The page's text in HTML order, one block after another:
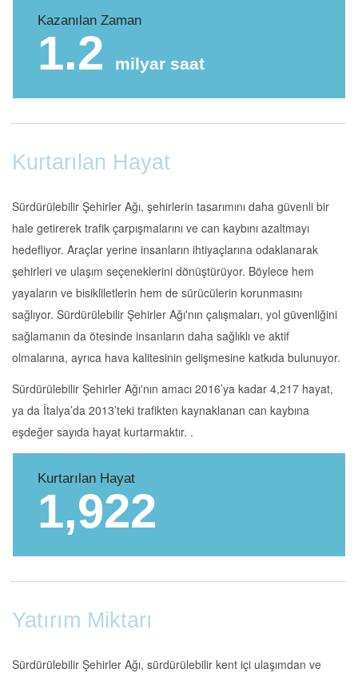
Kazanılan Zaman
1.2 milyar saat
Kurtarılan Hayat
Sürdürülebilir Şehirler Ağı, şehirlerin tasarımını daha güvenli bir
hale getirerek trafik çarpışmalarını ve can kaybını azaltmayı
hedefliyor. Araçlar yerine insanların ihtiyaçlarına odaklanarak
şehirleri ve ulaşım seçeneklerini dönüştürüyor. Böylece hem
yayaların ve bisikliletlerin hem de sürücülerin korunmasını
sağlıyor. Sürdürülebilir Şehirler Ağı'nın çalışmaları, yol güvenliğini
sağlamanın da ötesinde insanların daha sağlıklı ve aktif
olmalarına, ayrıca hava kalitesinin gelişmesine katkıda bulunuyor.
Sürdürülebilir Şehirler Ağı'nın amacı 2016’ya kadar 4,217 hayat,
ya da İtalya’da 2013’teki trafikten kaynaklanan can kaybına
eşdeğer sayıda hayat kurtarmaktır. .
Kurtarılan Hayat
1,922
Yatırım Miktarı
Sürdürülebilir Şehirler Ağı, sürdürülebilir kent içi ulaşımdan ve